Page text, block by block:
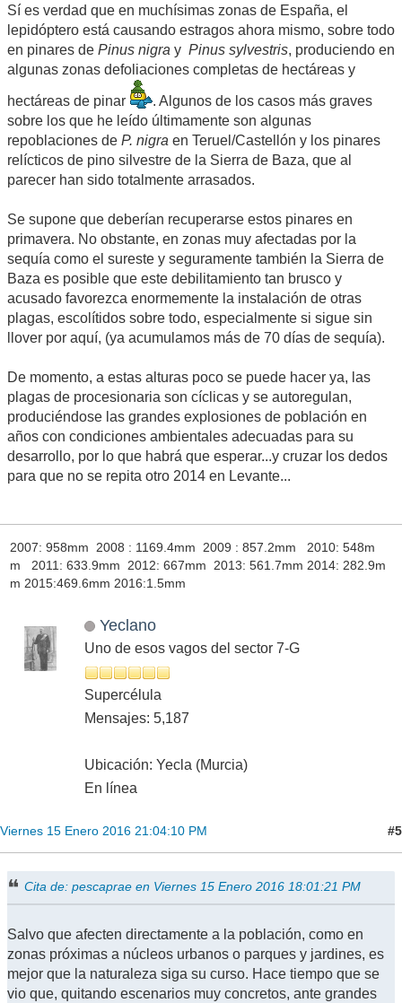
Sí es verdad que en muchísimas zonas de España, el
lepidóptero está causando estragos ahora mismo, sobre todo
en pinares de Pinus nigra y Pinus sylvestris, produciendo en
algunas zonas defoliaciones completas de hectáreas y
hectáreas de pinar
. Algunos de los casos más graves
sobre los que he leído últimamente son algunas
repoblaciones de P. nigra en Teruel/Castellón y los pinares
relícticos de pino silvestre de la Sierra de Baza, que al
parecer han sido totalmente arrasados.
Se supone que deberían recuperarse estos pinares en
primavera. No obstante, en zonas muy afectadas por la
sequía como el sureste y seguramente también la Sierra de
Baza es posible que este debilitamiento tan brusco y
acusado favorezca enormemente la instalación de otras
plagas, escolítidos sobre todo, especialmente si sigue sin
llover por aquí, (ya acumulamos más de 70 días de sequía).
De momento, a estas alturas poco se puede hacer ya, las
plagas de procesionaria son cíclicas y se autoregulan,
produciéndose las grandes explosiones de población en
años con condiciones ambientales adecuadas para su
desarrollo, por lo que habrá que esperar...y cruzar los dedos
para que no se repita otro 2014 en Levante...
2007: 958mm 2008 : 1169.4mm 2009 : 857.2mm 2010: 548m
m 2011: 633.9mm 2012: 667mm 2013: 561.7mm 2014: 282.9m
m 2015:469.6mm 2016:1.5mm
Yeclano
Uno de esos vagos del sector 7-G
Supercélula
Mensajes: 5,187
Ubicación: Yecla (Murcia)
En línea
Viernes 15 Enero 2016 21:04:10 PM #5
Cita de: pescaprae en Viernes 15 Enero 2016 18:01:21 PM
Salvo que afecten directamente a la población, como en
zonas próximas a núcleos urbanos o parques y jardines, es
mejor que la naturaleza siga su curso. Hace tiempo que se
vio que, quitando escenarios muy concretos, ante grandes